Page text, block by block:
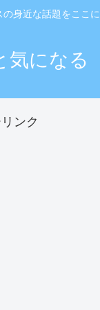
身近な話題をここに
気になる
ンク